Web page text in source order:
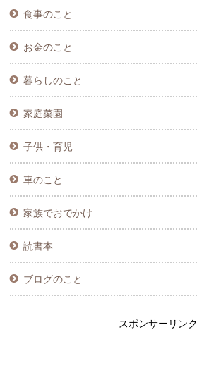
食事のこと
お金のこと
暮らしのこと
家庭菜園
子供・育児
車のこと
家族でおでかけ
読書本
ブログのこと
スポンサーリンク